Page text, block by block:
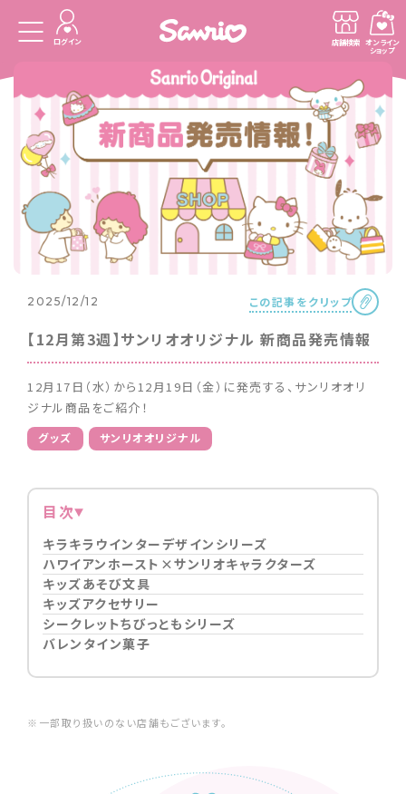
ログイン 店舗検索 オンライン
ショップ
2025/12/12 この記事をクリップ
【12月第3週】サンリオオリジナル 新商品発売情報
12月17日（水）から12月19日（金）に発売する、サンリオオリ
ジナル商品をご紹介！
グッズ サンリオオリジナル
目次
キラキラウインターデザインシリーズ
ハワイアンホースト×サンリオキャラクターズ
キッズあそび文具
キッズアクセサリー
シークレットちびっともシリーズ
バレンタイン菓子
※一部取り扱いのない店舗もございます。